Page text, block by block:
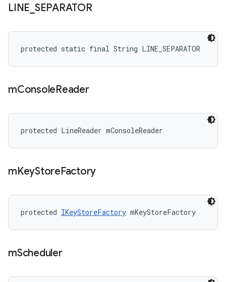
LINE SEPARATOR
protected static final String LINE_SEPARATOR
mConsoleReader
protected LineReader mConsoleReader
mKeyStoreFactory
protected IKeyStoreFactory mKeyStoreFactory
mScheduler